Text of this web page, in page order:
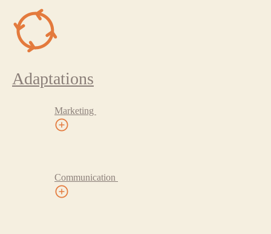
Adaptations
Marketing
Communication